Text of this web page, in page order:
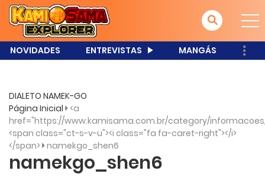
NOVIDADES ENTREVISTAS MANGÁS
DIALETO NAMEK-GO
Página Inicial <a
href="https://www.kamisama.com.br/category/informacoes/
<span class="ct-s-v-u"><i class="fa fa-caret-right"></i>
</span> namekgo_shen6
namekgo_shen6